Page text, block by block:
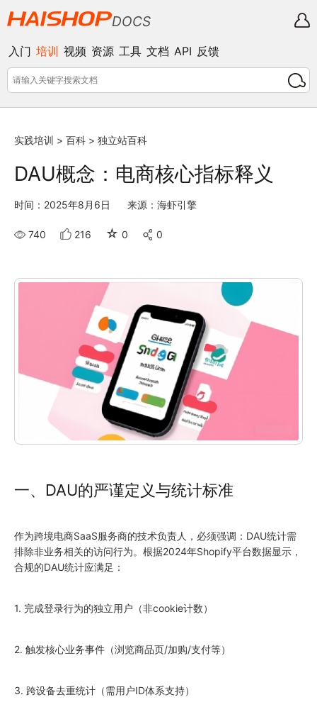
DOCS
入门 培训 视频 资源 工具 文档 API 反馈
实践培训 > 百科 > 独立站百科
DAU概念：电商核心指标释义
时间：2025年8月6日 来源：海虾引擎
740 216 ☆ 0 0
一、DAU的严谨定义与统计标准
作为跨境电商SaaS服务商的技术负责人，必须强调：DAU统计需
排除非业务相关的访问行为。根据2024年Shopify平台数据显示，
合规的DAU统计应满足：
1. 完成登录行为的独立用户（非cookie计数）
2. 触发核心业务事件（浏览商品页/加购/支付等）
3. 跨设备去重统计（需用户ID体系支持）